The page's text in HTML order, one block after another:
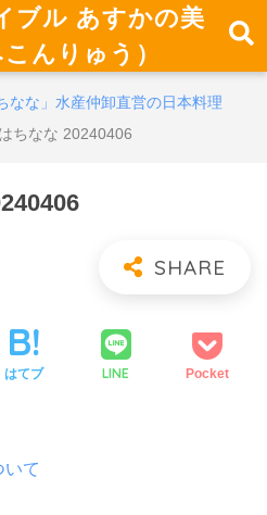
ブル あすかの美
んりゅう）
なな」水産仲卸直営の日本料理
ちなな 20240406
はてブ LINE Pocket
いて